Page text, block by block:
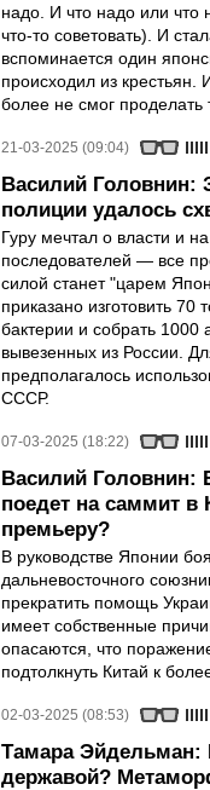
надо. И что надо или что
что-то советовать). И
вспоминается один
происходил из крестьян.
более не смог проделать
21-03-2025 (09:04)
Василий Головнин:
полиции удалось
Гуру мечтал о власти и
последователей — все
силой станет "царем
приказано изготовить
бактерии и собрать 1000
вывезенных из России.
предполагалось
СССР.
07-03-2025 (18:22)
Василий Головнин:
поедет на саммит в
премьеру?
В руководстве Японии
дальневосточного
прекратить помощь
имеет собственные
опасаются, что
подтолкнуть Китай к
02-03-2025 (08:53)
Тамара Эйдельман:
державой?